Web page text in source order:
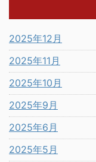
2025年12月
2025年11月
2025年10月
2025年9月
2025年6月
2025年5月